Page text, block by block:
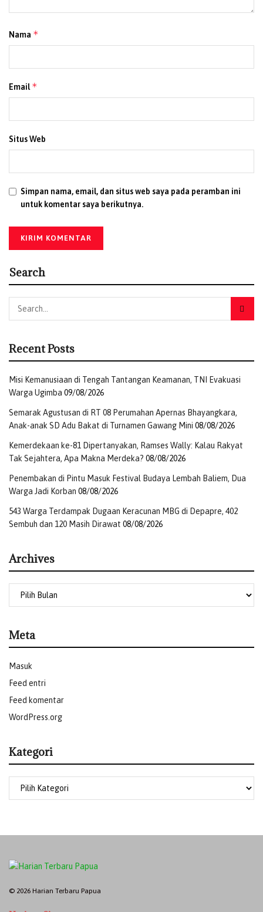
Nama *
Email*
Situs Web
Simpan nama, email, dan situs web saya pada peramban ini
untuk komentar saya berikutnya.
Search
Recent Posts
Misi Kemanusiaan di Tengah Tantangan Keamanan, TNI Evakuasi
Warga Ugimba 09/08/2026
Semarak Agustusan di RT 08 Perumahan Apernas Bhayangkara,
Anak-anak SD Adu Bakat di Turnamen Gawang Mini 08/08/2026
Kemerdekaan ke-81 Dipertanyakan, Ramses Wally: Kalau Rakyat
Tak Sejahtera, Apa Makna Merdeka? 08/08/2026
Penembakan di Pintu Masuk Festival Budaya Lembah Baliem, Dua
Warga Jadi Korban 08/08/2026
543 Warga Terdampak Dugaan Keracunan MBG di Depapre, 402
Sembuh dan 120 Masih Dirawat 08/08/2026
Archives
Meta
Masuk
Feed entri
Feed komentar
WordPress.org
Kategori
© 2026 Harian Terbaru Papua